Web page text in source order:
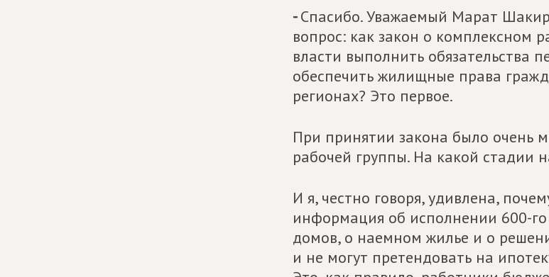
-Спасибо. Уважаемый Марат
вопрос: как закон о комплексном
власти выполнить обязательства
обеспечить жилищные права
регионах? Это первое.
При принятии закона было очень
рабочей группы. На какой стадии
И я, честно говоря, удивлена,
информация об исполнении 600-
домов, о наемном жилье и о
и не могут претендовать на